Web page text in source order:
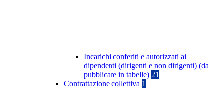
Incarichi conferiti e autorizzati ai
dipendenti (dirigenti e non dirigenti) (da
pubblicare in tabelle) 21
Contrattazione collettiva 1